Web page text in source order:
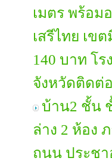
เมตร พร้อ
เสรีไทย เข
140 บาท โ
จังหวัดติดต่
บ้าน2 ชั้น
ล่าง 2 ห้อง
ถนน ประชา